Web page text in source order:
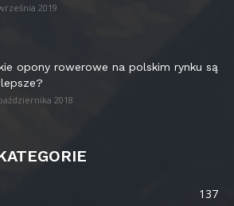
2019
opony rowerowe na polskim rynku są
2018
137